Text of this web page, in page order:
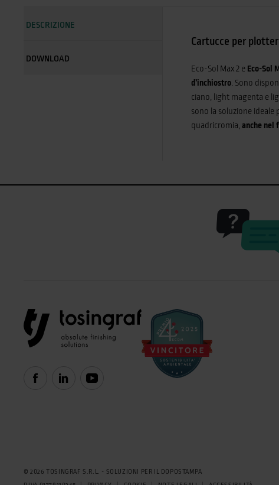
DESCRIZIONE
DOWNLOAD
Cartucce per
Eco-Sol Max 2 e Eco-Sol
d’inchiostro. Sono
ciano, light magenta e
sono la soluzione
quadricromia, anche nel
© 2026 TOSINGRAF S.R.L. - SOLUZIONI PER IL DOPOSTAMPA